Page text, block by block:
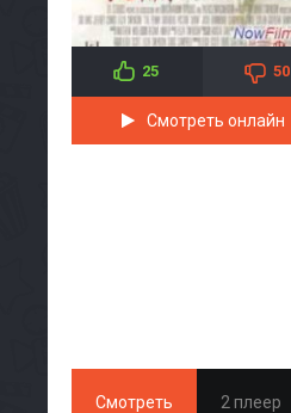
25 50
Смотреть онлайн
Смотреть 2 плеер